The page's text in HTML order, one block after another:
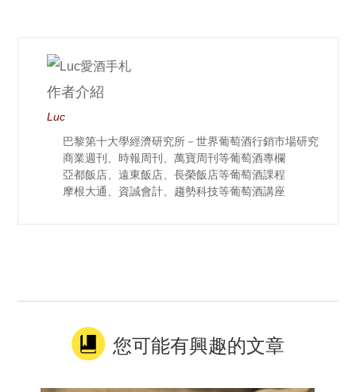
作者介紹
Luc
巴黎第十大學經濟研究所－世界葡萄酒行銷市場研究
商業週刊、時報周刊、萬寶周刊等葡萄酒專欄
亞都飯店、遠東飯店、長榮飯店等葡萄酒課程
摩根大通、資誠會計、趨勢科技等葡萄酒講座
您可能有興趣的文章